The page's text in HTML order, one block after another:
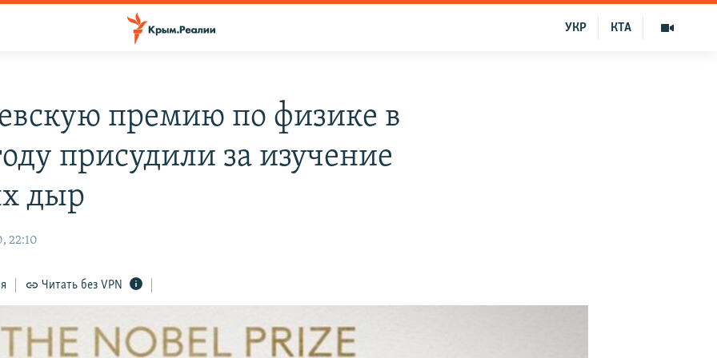
КТА
УКР
премию по физике в
присудили за изучение
дыр
22:10
Читать без VPN